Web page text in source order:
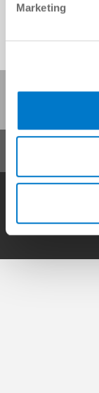
Marketing
일반거래조건